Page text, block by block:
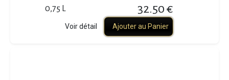
0,75 L 32.50 €
Voir détail Ajouter au Panier